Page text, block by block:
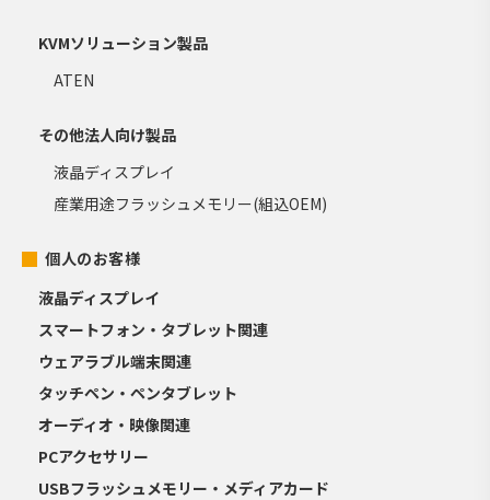
KVMソリューション製品
ATEN
その他法人向け製品
液晶ディスプレイ
産業用途フラッシュメモリー(組込OEM)
個人のお客様
液晶ディスプレイ
スマートフォン・タブレット関連
ウェアラブル端末関連
タッチペン・ペンタブレット
オーディオ・映像関連
PCアクセサリー
USBフラッシュメモリー・メディアカード